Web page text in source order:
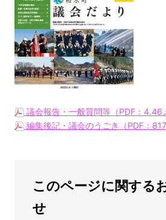
議会報告・一般質問等（PDF：4.46
編集後記・議会のうごき（PDF：
このページに関する
せ